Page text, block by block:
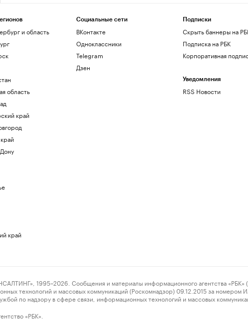
и область
область
край
край
Социальные сети
ВКонтакте
Одноклассники
Telegram
Дзен
Подписки
Скрыть баннеры на
Подписка на РБК
Корпоративная
Уведомления
RSS Новости
1995–2026. Сообщения и материалы информационного агентства «РБК»
технологий и массовых коммуникаций (Роскомнадзор) 09.12.2015 за
по надзору в сфере связи, информационных технологий и массовых
«РБК».